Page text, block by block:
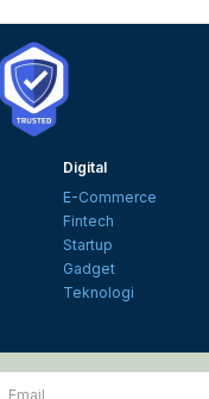
Digital
E-Commerce
Fintech
Startup
Gadget
Teknologi